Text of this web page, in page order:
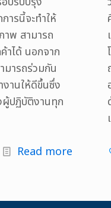
ารนี้จะทำให้
าพ สามารถ
าได้ นอกจาก
มารถร่วมกัน
านให้ดีขึ้นซึ่ง
ปฏิบัติงานทุก
Read more